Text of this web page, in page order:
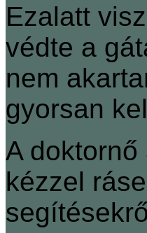
Ezalatt
védte a
nem
gyorsan
A
kézzel